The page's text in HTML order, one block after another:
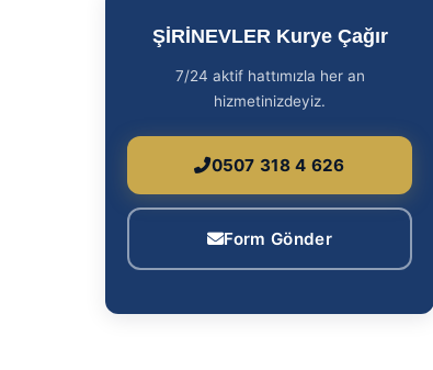
ŞİRİNEVLER Kurye Çağır
7/24 aktif hattımızla her an
hizmetinizdeyiz.
0507 318 4 626
Form Gönder